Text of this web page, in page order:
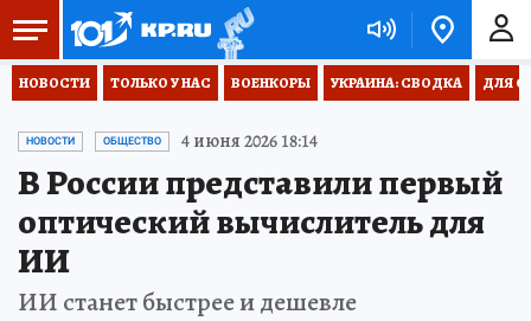
НОВОСТИ ТОЛЬКО У НАС ВОЕНКОРЫ УКРАИНА: СВОДКА ДЛЯ
НОВОСТИ ОБЩЕСТВО 4 июня 2026 18:14
В России представили первый
оптический вычислитель для
ИИ
ИИ станет быстрее и дешевле